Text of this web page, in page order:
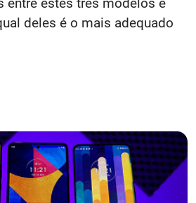
deles é o mais adequado